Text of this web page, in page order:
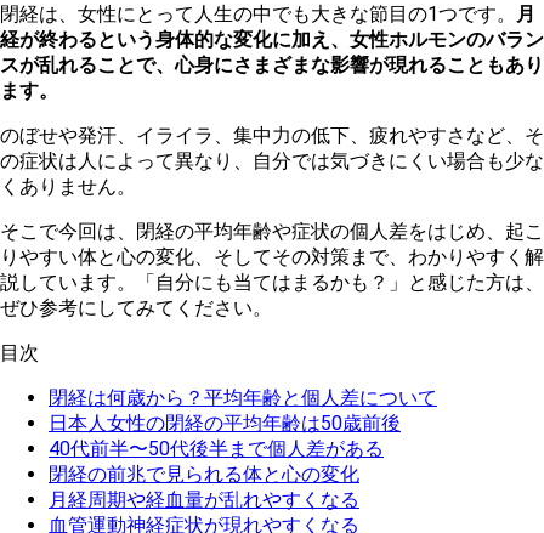
閉経は、女性にとって人生の中でも大きな節目の1つです。
月
経が終わるという身体的な変化に加え、女性ホルモンのバラン
スが乱れることで、心身にさまざまな影響が現れることもあり
ます。
のぼせや発汗、イライラ、集中力の低下、疲れやすさなど、そ
の症状は人によって異なり、自分では気づきにくい場合も少な
くありません。
そこで今回は、閉経の平均年齢や症状の個人差をはじめ、起こ
りやすい体と心の変化、そしてその対策まで、わかりやすく解
説しています。「自分にも当てはまるかも？」と感じた方は、
ぜひ参考にしてみてください。
目次
閉経は何歳から？平均年齢と個人差について
日本人女性の閉経の平均年齢は50歳前後
40代前半〜50代後半まで個人差がある
閉経の前兆で見られる体と心の変化
月経周期や経血量が乱れやすくなる
血管運動神経症状が現れやすくなる